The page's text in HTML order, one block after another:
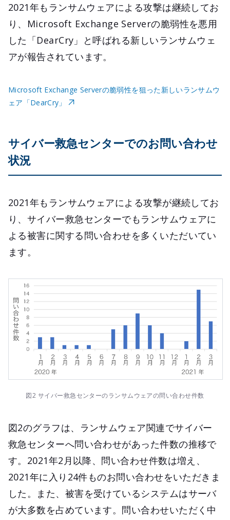
2021年もランサムウェアによる攻撃は継続してお
り、Microsoft Exchange Serverの脆弱性を悪用
した「DearCry」と呼ばれる新しいランサムウェ
アが報告されています。
Microsoft Exchange Serverの脆弱性を狙った新しいランサムウ
ェア「DearCry」
サイバー救急センターでのお問い合わせ
状況
2021年もランサムウェアによる攻撃が継続してお
り、サイバー救急センターでもランサムウェアに
よる被害に関する問い合わせを多くいただいてい
ます。
図2 サイバー救急センターのランサムウェアの問い合わせ件数
図2のグラフは、ランサムウェア関連でサイバー
救急センターへ問い合わせがあった件数の推移で
す。2021年2月以降、問い合わせ件数は増え、
2021年に入り24件ものお問い合わせをいただきま
した。また、被害を受けているシステムはサーバ
が大多数を占めています。問い合わせいただく中